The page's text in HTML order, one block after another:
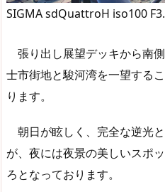
SIGMA sdQuattroH iso100
張り出し展望デッキから南
士市街地と駿河湾を一望する
ります。
朝日が眩しく、完全な逆光
が、夜には夜景の美しいスポ
ろとなっております。